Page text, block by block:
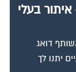
דואג
יתנו לך